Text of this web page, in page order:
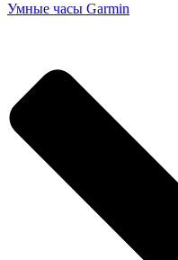
Умные часы Garmin